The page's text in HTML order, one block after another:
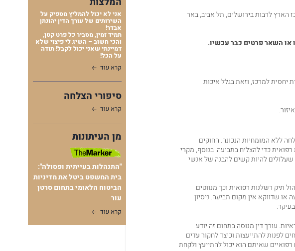
הארץ לרבות בירושלים, תל אביב, באר
אוהשאר פרטים כבר עכשיו.
יחסית למרכז, וזאת בגלל איכות
ללא המומחיות הנכונה. החוקים
כדי להצליח בתביעה. בנוסף, מקרי
שעלולים להיות קשים להבנה של אנשי
תיק רשלנות רפואית וכך מנווטים
או שדווקא אין מקום תביעה. ניסיון
עורך דין מנוסה בתחום זה יודע
לפנות להתייעצות וכיצד לחקור עדים
שאיתם הוא יכול להתייעץ ולקחת
אני לא יכול להמליץ מספיק על
השירותים של עורך הדין יהונתן
אבדר!
תמיד זמין, מסביר כל פרט קטן,
והכי חשוב – השיג לי פיצוי שלא
דמיינתי שאני יכול לקבל! תודה
על הכל!
קרא עוד
סיפורי הצלחה
קרא עוד
מן העיתונות
"התנהלות בעייתית ופסולה":
בית המשפט ביטל את מדיניות
הביטוח הלאומי בתחום סרטן
עור
קרא עוד